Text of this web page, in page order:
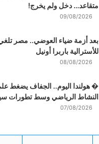
متقاعد… دخل ولم يخرج!
09/08/2026
بعد أزمة ضياء العوضي.. مصر تلغي
للأسترالية باربرا أونيل
08/08/2026
� هولندا اليوم.. الجفاف يضغط
النشاط الرياضي وسط تطورات
07/08/2026